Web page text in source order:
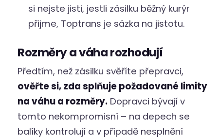
si nejste jisti, jestli zásilku běžný kurýr
přijme, Toptrans je sázka na jistotu.
Rozměry a váha rozhodují
Předtím, než zásilku svěříte přepravci,
ověřte si, zda splňuje požadované limity
na váhu a rozměry. Dopravci bývají v
tomto nekompromisní – na depech se
balíky kontrolují a v případě nesplnění